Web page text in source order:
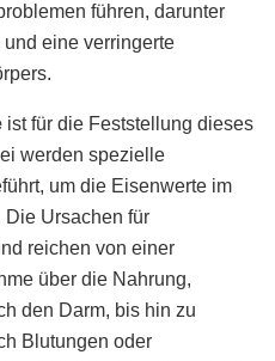
führen, darunter
eine verringerte
ist für die Feststellung dieses
werden spezielle
um die Eisenwerte im
Die Ursachen für
reichen von einer
über die Nahrung,
den Darm, bis hin zu
Blutungen oder